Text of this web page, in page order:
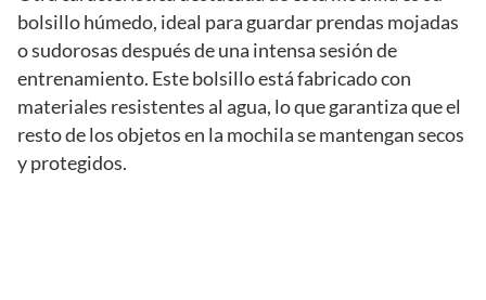
bolsillo húmedo, ideal para guardar prendas mojadas
o sudorosas después de una intensa sesión de
entrenamiento. Este bolsillo está fabricado con
materiales resistentes al agua, lo que garantiza que el
resto de los objetos en la mochila se mantengan secos
y protegidos.